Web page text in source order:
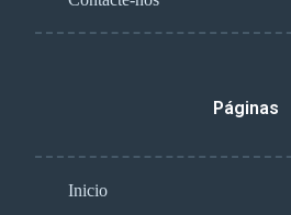
Páginas
Inicio